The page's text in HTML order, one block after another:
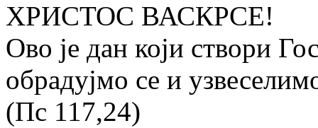
ХРИСТОС ВАСКРСЕ!
Ово је дан који створи
обрадујмо се и
(Пс 117,24)